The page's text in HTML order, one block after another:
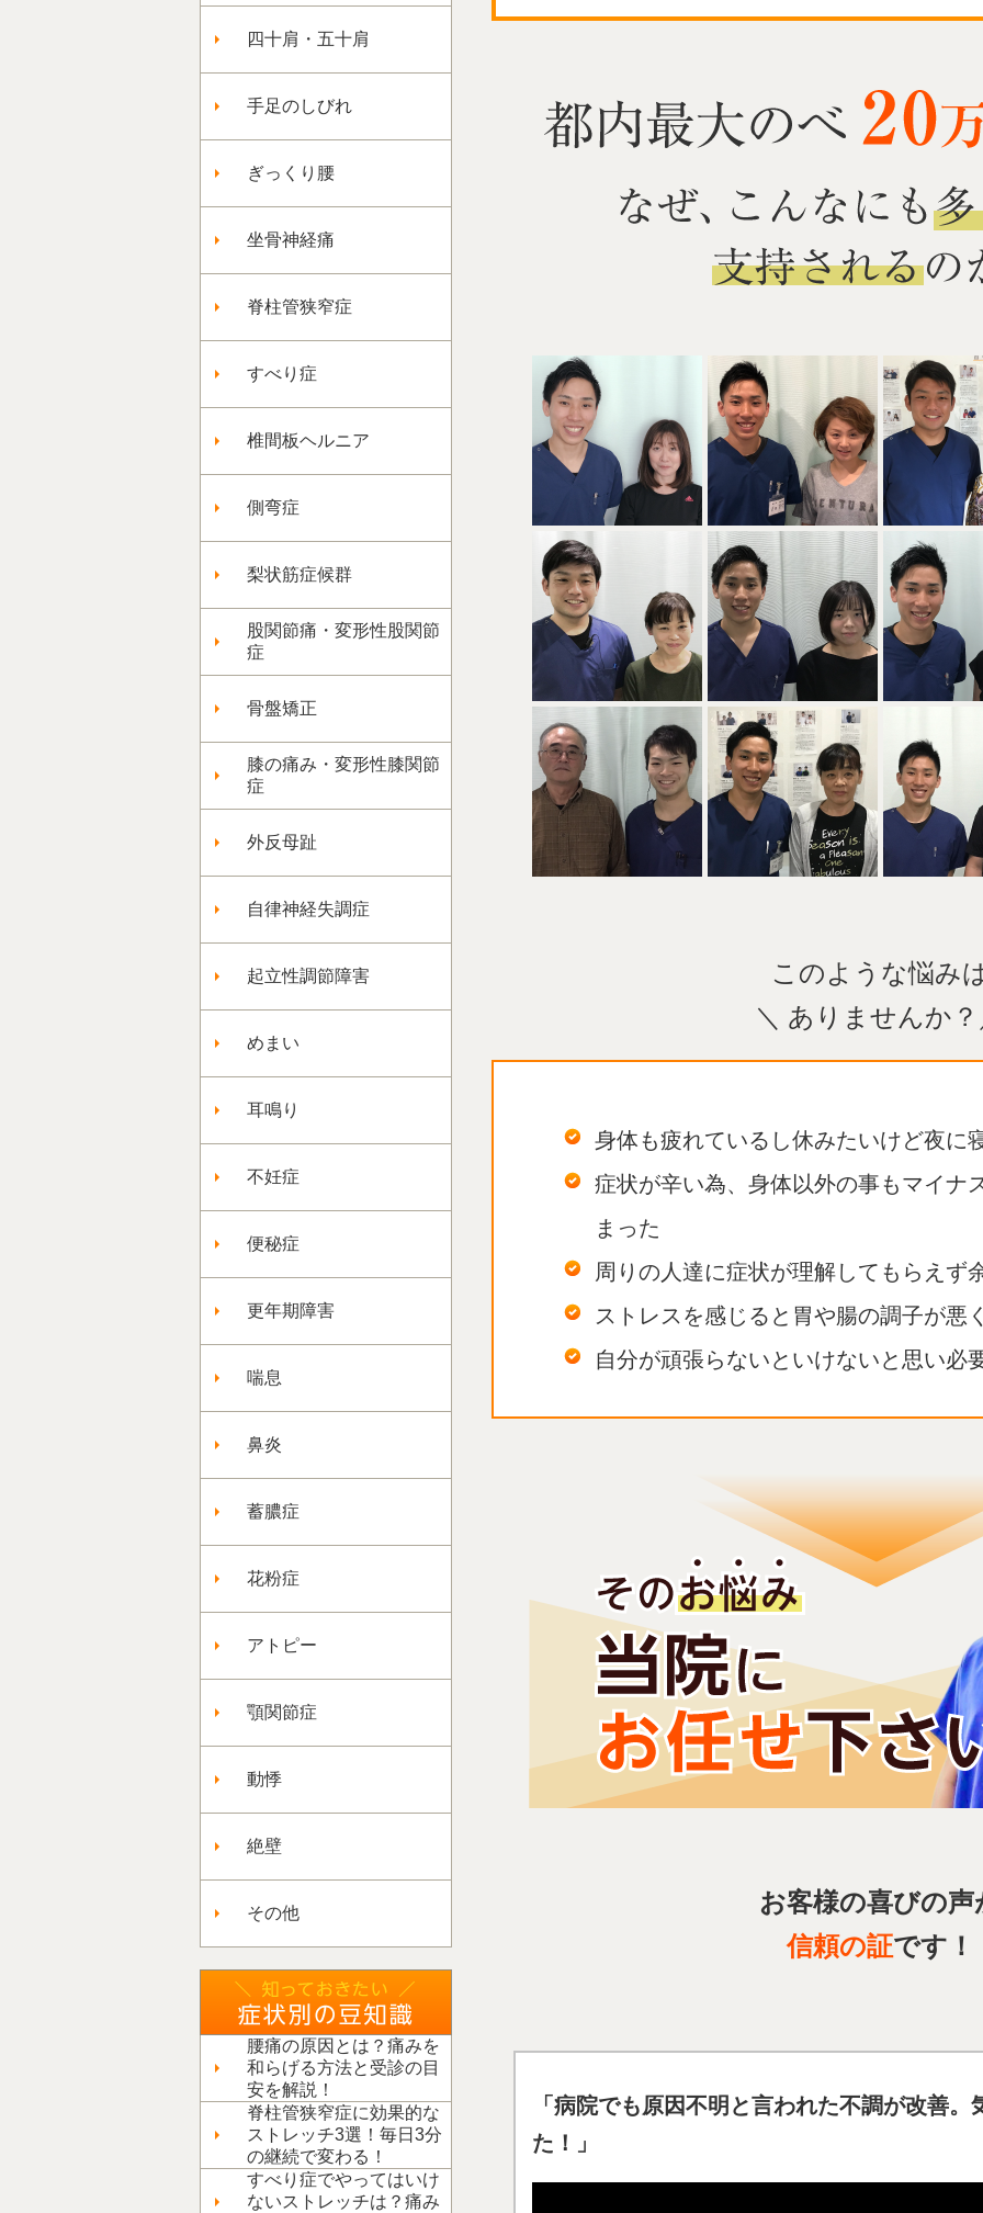
四十肩・五十肩
手足のしびれ
ぎっくり腰
坐骨神経痛
脊柱管狭窄症
すべり症
椎間板ヘルニア
側弯症
梨状筋症候群
股関節痛・変形性股関節
症
骨盤矯正
膝の痛み・変形性膝関節
症
外反母趾
自律神経失調症
起立性調節障害
めまい
耳鳴り
不妊症
便秘症
更年期障害
喘息
鼻炎
蓄膿症
花粉症
アトピー
顎関節症
動悸
絶壁
その他
腰痛の原因とは？痛みを
和らげる方法と受診の目
安を解説！
脊柱管狭窄症に効果的な
ストレッチ3選！毎日3分
の継続で変わる！
すべり症でやってはいけ
ないストレッチは？痛み
このような悩み
＼ ありませんか
身体も疲れているし休みたいけど夜に
症状が辛い為、身体以外の事もマイナ
まった
周りの人達に症状が理解してもらえず
ストレスを感じると胃や腸の調子が悪
自分が頑張らないといけないと思い必
お客様の喜びの声
信頼の証です！
「病院でも原因不明と言われた不調が改善
た！」